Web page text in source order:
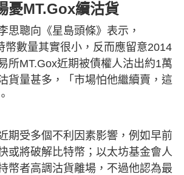
憂MT.Gox續沽貨
思聰向《星島頭條》表示，
幣數量其實很小，反而應留意2014
所MT.Gox近期被債權人沽出約1萬
貨量甚多，「市場怕他繼續賣，這
期受多個不利因素影響，例如早前
或將破解比特幣；以太坊基金會人
幣者高調沽貨離場，不過他認為最